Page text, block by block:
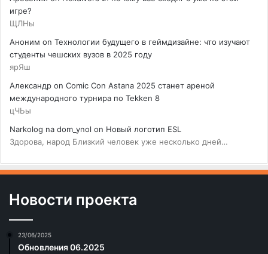
игре?
ЩЛНы
Аноним on Технологии будущего в геймдизайне: что изучают
студенты чешских вузов в 2025 году
ярЯш
Александр on Comic Con Astana 2025 станет ареной
международного турнира по Tekken 8
цЧЬы
Narkolog na dom_ynol on Новый логотип ESL
Здорова, народ Близкий человек уже несколько дней…
Новости проекта
23/06/2025
Обновления 06.2025